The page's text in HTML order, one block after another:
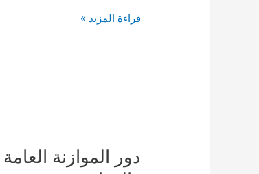
مكة
السعودية
قراءة المزيد »
دور الموازنة
دور
الموازنة